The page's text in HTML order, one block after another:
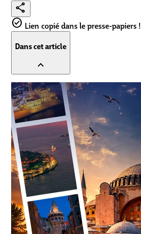
share
check_circle Lien copié dans le presse-papiers !
Dans cet article
expand_less